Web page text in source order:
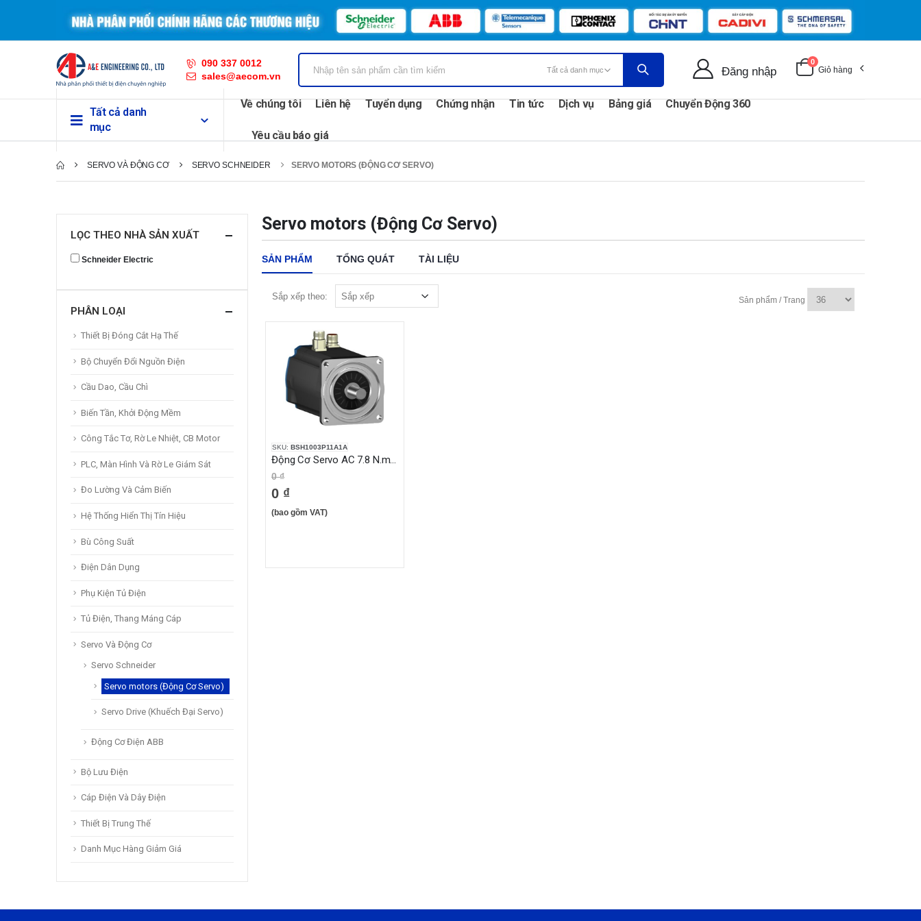
090 337 0012
sales@aecom.vn
Đăng nhập
0
Giỏ hàng
Tất cả danh
mục
Về chúng tôi Liên hệ Tuyển dụng Chứng nhận Tin tức Dịch vụ Bảng giá Chuyển Động 360
Yêu cầu báo giá
SERVO VÀ ĐỘNG CƠ SERVO SCHNEIDER SERVO MOTORS (ĐỘNG CƠ SERVO)
Servo motors (Động Cơ Servo)
SẢN PHẨM TỔNG QUÁT TÀI LIỆU
Sắp xếp theo: Sản phẩm / Trang
SKU: BSH1003P11A1A
Động Cơ Servo AC 7.8 N.m - 2500 rpm
0 ₫
0 ₫
(bao gồm VAT)
LỌC THEO NHÀ SẢN XUẤT
Schneider Electric
PHÂN LOẠI
Thiết Bị Đóng Cắt Hạ Thế
Bộ Chuyển Đổi Nguồn Điện
Cầu Dao, Cầu Chì
Biến Tần, Khởi Động Mềm
Công Tắc Tơ, Rờ Le Nhiệt, CB Motor
PLC, Màn Hình Và Rờ Le Giám Sát
Đo Lường Và Cảm Biến
Hệ Thống Hiển Thị Tín Hiệu
Bù Công Suất
Điện Dân Dụng
Phụ Kiện Tủ Điện
Tủ Điện, Thang Máng Cáp
Servo Và Động Cơ
Servo Schneider
Servo motors (Động Cơ Servo)
Servo Drive (Khuếch Đại Servo)
Động Cơ Điện ABB
Bộ Lưu Điện
Cáp Điện Và Dây Điện
Thiết Bị Trung Thế
Danh Mục Hàng Giảm Giá